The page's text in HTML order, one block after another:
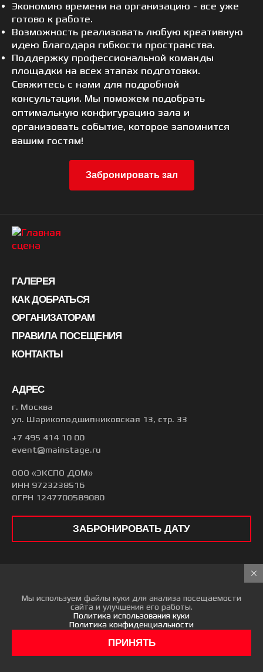
Экономию времени на организацию - все уже
готово к работе.
Возможность реализовать любую креативную
идею благодаря гибкости пространства.
Поддержку профессиональной команды
площадки на всех этапах подготовки.
Свяжитесь с нами для подробной
консультации. Мы поможем подобрать
оптимальную конфигурацию зала и
организовать событие, которое запомнится
вашим гостям!
Забронировать зал
АДРЕС
г. Москва
ул. Шарикоподшипниковская 13, стр. 33
+7 495 414 10 00
event@mainstage.ru
ЗАБРОНИРОВАТЬ ДАТУ
ГАЛЕРЕЯ
КАК ДОБРАТЬСЯ
ОРГАНИЗАТОРАМ
ПРАВИЛА ПОСЕЩЕНИЯ
КОНТАКТЫ
ООО «ЭКСПО ДОМ»
ИНН 9723238516
ОГРН 1247700589080
Пользовательское соглашениеПолитика конфиденциальности
Мы используем файлы куки для анализа посещаемости
сайта и улучшения его работы.
Политика использования куки
Политика конфиденциальности
ПРИНЯТЬ